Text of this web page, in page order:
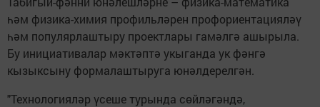
һәм физика-химия профильләрен профориентацияләү
һәм популярлаштыру проектлары гамәлгә ашырыла.
Бу инициативалар мәктәптә укыганда ук фәнгә
кызыксыну формалаштыруга юнәлдерелгән.
"Технологияләр үсеше турында сөйләгәндә,